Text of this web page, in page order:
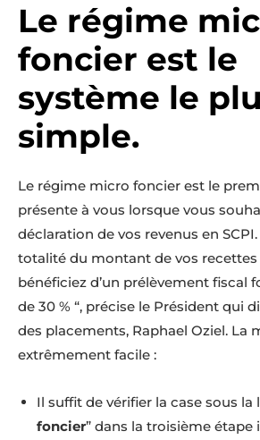
Le régime
foncier est le
système le
simple.
Le régime micro foncier est le
présente à vous lorsque vous
déclaration de vos revenus en
totalité du montant de vos recettes
bénéficiez d’un prélèvement fiscal
de 30 % “, précise le Président qui
des placements, Raphael Oziel. La
extrêmement facile :
Il suffit de vérifier la case sous la
foncier” dans la troisième étape